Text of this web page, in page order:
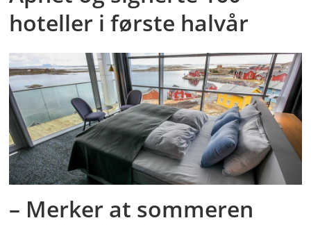
hoteller i første halvår
– Merker at sommeren